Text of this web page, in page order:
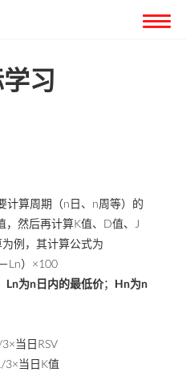
首页习
计算周期（n日、n周等）的
，然后再计算K值、D值、J
例，其计算公式为
Ln）×100
Ln为n日内的最低价； Hn为n
当日RSV
3×当日K值